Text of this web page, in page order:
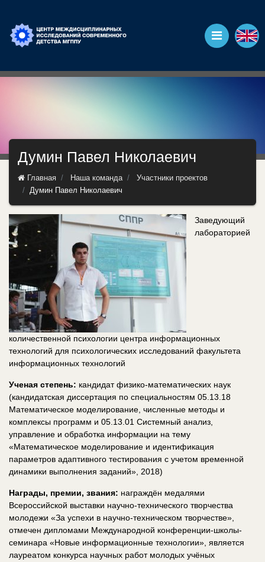
Думин Павел Николаевич
Главная Наша команда
Участники проектов
Думин Павел Николаевич
Заведующий
лабораторией
количественной психологии центра информационных
технологий для психологических исследований факультета
информационных технологий
Ученая степень: кандидат физико-математических наук
(кандидатская диссертация по специальностям 05.13.18
Математическое моделирование, численные методы и
комплексы программ и 05.13.01 Системный анализ,
управление и обработка информации на тему
«Математическое моделирование и идентификация
параметров адаптивного тестирования с учетом временной
динамики выполнения заданий», 2018)
Награды, премии, звания: награждён медалями
Всероссийской выставки научно-технического творчества
молодежи «За успехи в научно-техническом творчестве»,
отмечен дипломами Международной конференции-школы-
семинара «Новые информационные технологии», является
лауреатом конкурса научных работ молодых учёных